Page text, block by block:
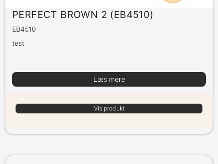
PERFECT BROWN 2 (EB4510)
EB4510
test
Læs mere
Vis produkt